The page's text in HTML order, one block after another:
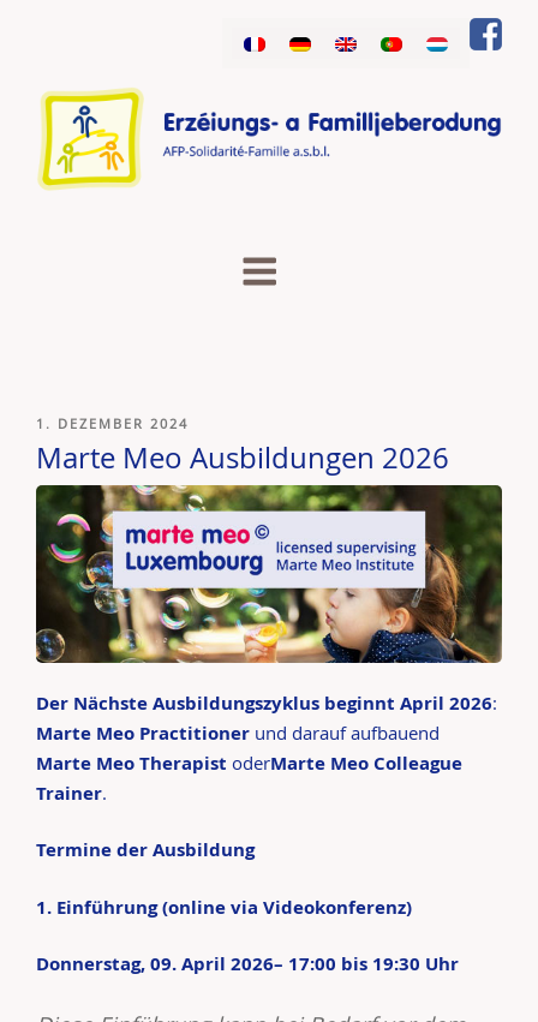
VERÖFFENTLICHT
1. DEZEMBER 2024
Marte Meo Ausbildungen 2026
Der Nächste Ausbildungszyklus beginnt April 2026:
Marte Meo Practitioner und darauf aufbauend
Marte Meo Therapist oderMarte Meo Colleague
Trainer.
Termine der Ausbildung
1. Einführung (online via Videokonferenz)
Donnerstag, 09. April 2026– 17:00 bis 19:30 Uhr